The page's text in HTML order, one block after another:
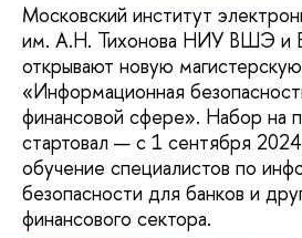
Московский институт
им. А.Н. Тихонова НИУ ВШЭ и
открывают новую
«Информационная
финансовой сфере». Набор на
стартовал — с 1 сентября 2024
обучение специалистов по
безопасности для банков и
финансового сектора.